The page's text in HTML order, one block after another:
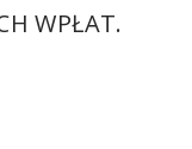
WPŁAT.